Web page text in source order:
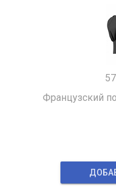
Французский